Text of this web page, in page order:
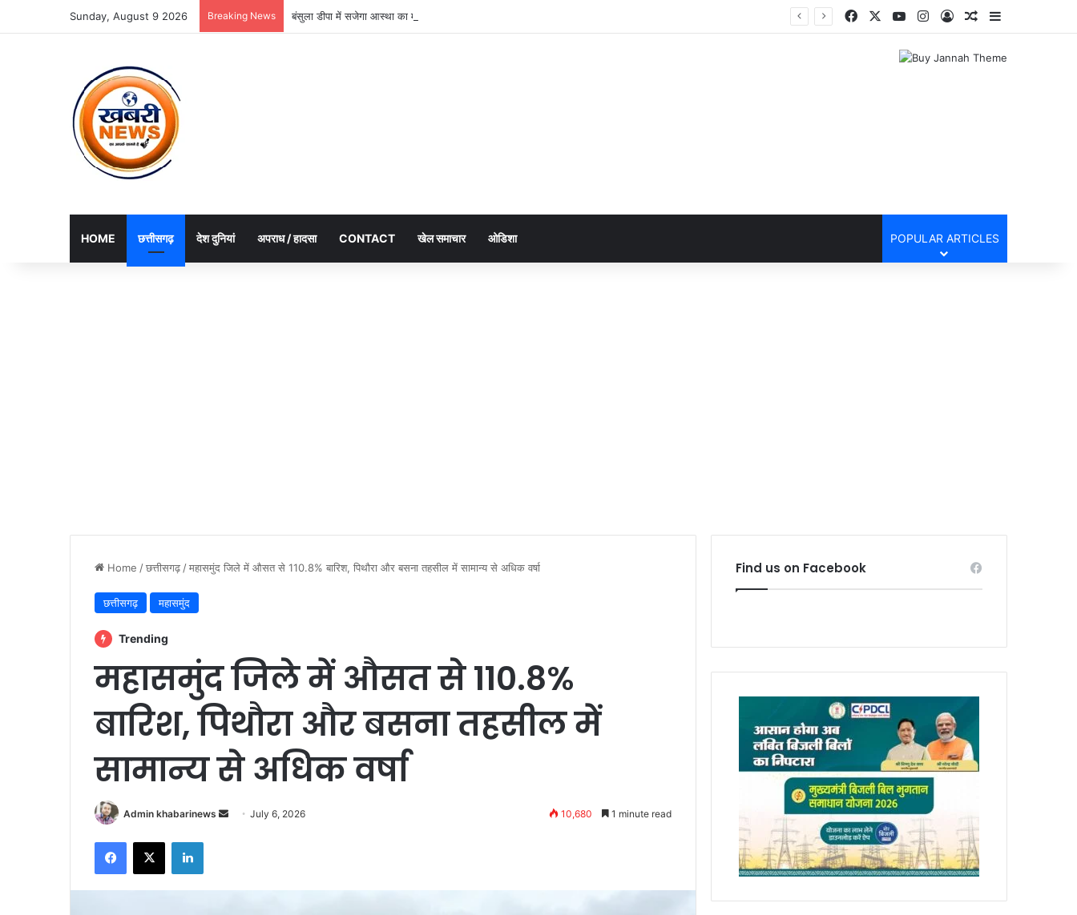
Sunday, August 9 2026 Breaking News बंसुला डीपा में सजेगा आस्था का मेला, श्री जगन्नाथ झूलन रथयात्रा कल से FacebookYouTubeInstagram
Log InRandom Article
Sidebar
HOME छत्तीसगढ़ देश दुनियां अपराध / हादसा CONTACT खेल समाचार ओडिशा POPULAR ARTICLES
Home /छत्तीसगढ़ /महासमुंद जिले में औसत से 110.8% बारिश, पिथौरा और बसना तहसील में सामान्य से अधिक वर्षा
छत्तीसगढ़ महासमुंद
Trending
महासमुंद जिले में औसत से 110.8%
बारिश, पिथौरा और बसना तहसील में
सामान्य से अधिक वर्षा
Admin khabarinews
SendJuly 6, 2026 10,680 1 minute read
Facebook
X LinkedIn
Find us on Facebook